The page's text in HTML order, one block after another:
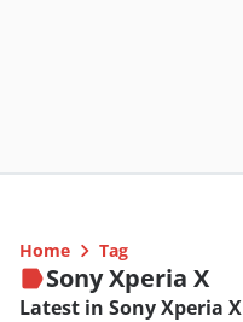
Home Tag
Sony Xperia X
Latest in Sony Xperia X